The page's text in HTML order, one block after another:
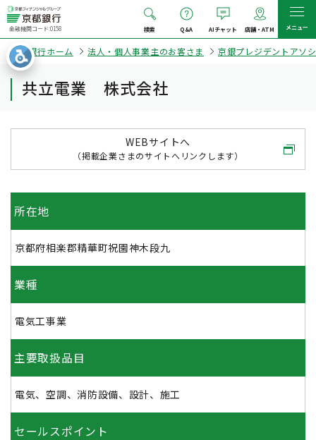
金融機関コード:0158 検索 Q&A AIチャット 店舗・ATM メニュー
京都銀行ホーム 法人・個人事業主のお客さま 京銀プレジデントアソ
共立電業 株式会社
WEBサイトへ
（掲載企業さまのサイトへリンクします）
所在地
京都府相楽郡精華町祝園神木段九
業種
電気工事業
主要取扱品目
電気、空調、消防設備、設計、施工
セールスポイント